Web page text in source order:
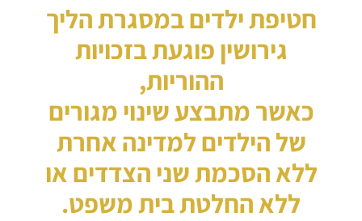
חטיפת ילדים במסגרת הליך
גירושין פוגעת בזכויות
ההוריות,
כאשר מתבצע שינוי מגורים
של הילדים למדינה אחרת
ללא הסכמת שני הצדדים או
ללא החלטת בית משפט.